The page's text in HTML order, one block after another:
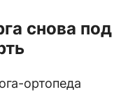
снова под
ортопеда